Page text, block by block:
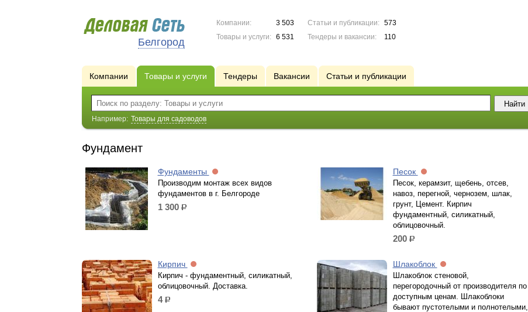
Белгород
Компании:
3 503
Товары и услуги:
6 531
Статьи и публикации:
573
Тендеры и вакансии:
110
Компании Товары и услуги Тендеры Вакансии Статьи и публикации
Например: Товары для садоводов
Фундамент
Фундаменты
Производим монтаж всех видов
фундаментов в г. Белгороде
1 300 р.
Песок
Песок, керамзит, щебень, отсев,
навоз, перегной, чернозем, шлак,
грунт, Цемент. Кирпич
фундаментный, силикатный,
облицовочный.
200 р.
Кирпич
Кирпич - фундаментный, силикатный,
облицовочный. Доставка.
4р.
Шлакоблок
Шлакоблок стеновой,
перегородочный от производителя по
доступным ценам. Шлакоблоки
бывают пустотелыми и полнотелыми,